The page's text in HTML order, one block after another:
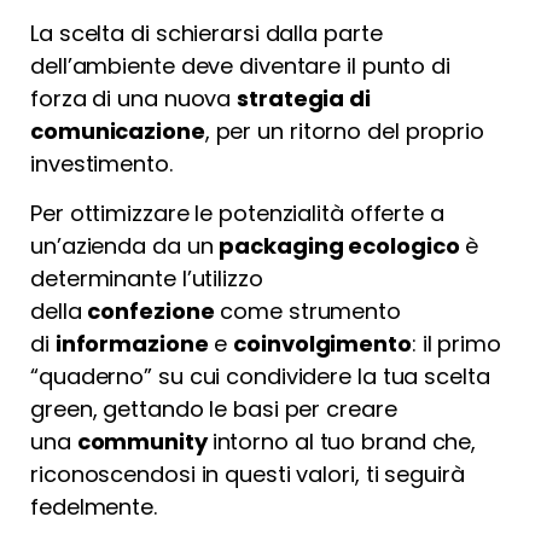
La scelta di schierarsi dalla parte
dell’ambiente deve diventare il punto di
forza di una nuovastrategia di
comunicazione, per un ritorno del proprio
investimento.
Per ottimizzare le potenzialità offerte a
un’azienda da un packaging ecologico è
determinante l’utilizzo
della confezione come strumento
di informazione e coinvolgimento: il primo
“quaderno” su cui condividere la tua scelta
green, gettando le basi per creare
una communityintorno al tuo brand che,
riconoscendosi in questi valori, ti seguirà
fedelmente.